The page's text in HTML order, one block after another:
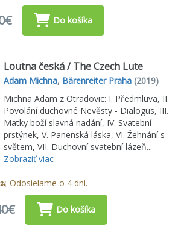
Do košíka
Loutna česká / The Czech Lute
Adam Michna, Bärenreiter Praha (2019)
Michna Adam z Otradovic: I. Předmluva, II.
Povolání duchovné Nevěsty - Dialogus, III.
Matky boží slavná nadání, IV. Svatební
prstýnek, V. Panenská láska, VI. Žehnání s
světem, VII. Duchovní svatební lázeň...
Zobraziť viac
🍌 Odosielame o 4 dni.
Do košíka